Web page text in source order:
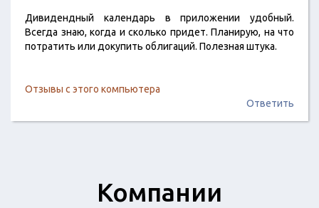
Дивидендный календарь в приложении удобный.
Всегда знаю, когда и сколько придет. Планирую, на что
потратить или докупить облигаций. Полезная штука.
Отзывы с этого компьютера
Ответить
Компании